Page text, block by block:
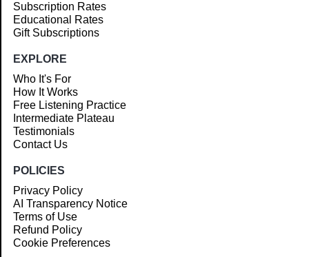
Subscription Rates
Educational Rates
Gift Subscriptions
EXPLORE
Who It's For
How It Works
Free Listening Practice
Intermediate Plateau
Testimonials
Contact Us
POLICIES
Privacy Policy
AI Transparency Notice
Terms of Use
Refund Policy
Cookie Preferences